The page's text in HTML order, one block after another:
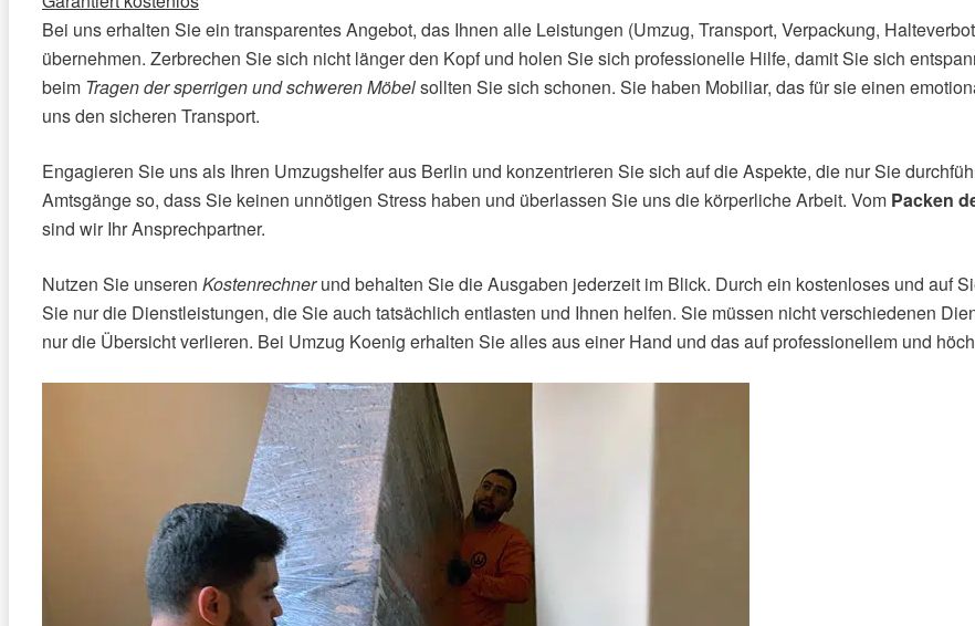
Bei uns erhalten Sie ein transparentes Angebot, das Ihnen alle Leistungen (Umzug, Transport, Verpackung,
übernehmen. Zerbrechen Sie sich nicht länger den Kopf und holen Sie sich professionelle Hilfe, damit Sie sich
beim Tragen der sperrigen und schweren Möbelsollten Sie sich schonen. Sie haben Mobiliar, das für sie einen
uns den sicheren Transport.
Engagieren Sie uns als Ihren Umzugshelfer aus Berlin und konzentrieren Sie sich auf die Aspekte, die nur Sie
Amtsgänge so, dass Sie keinen unnötigen Stress haben und überlassen Sie uns die körperliche Arbeit. Vom Packen
sind wir Ihr Ansprechpartner.
Nutzen Sie unseren Kostenrechnerund behalten Sie die Ausgaben jederzeit im Blick. Durch ein kostenloses und auf
Sie nur die Dienstleistungen, die Sie auch tatsächlich entlasten und Ihnen helfen. Sie müssen nicht verschiedenen
nur die Übersicht verlieren. Bei Umzug Koenig erhalten Sie alles aus einer Hand und das auf professionellem und